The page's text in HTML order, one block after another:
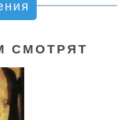
СМОТРЯТ